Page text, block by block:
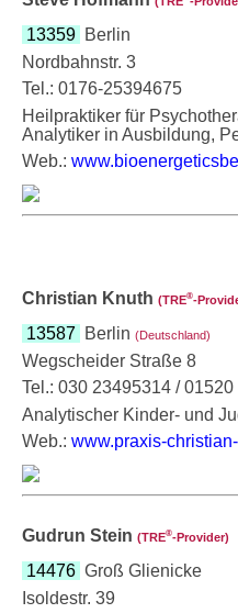
13359 Berlin
Nordbahnstr. 3
Tel.: 0176-25394675
Heilpraktiker für
Analytiker in Ausbildung,
Web.:
Christian Knuth (TRE®
13587 Berlin (Deutschland)
Wegscheider Straße 8
Tel.: 030 23495314 /
Analytischer Kinder- und
Web.: www.praxis-
Gudrun Stein (TRE®‑Provider)
14476 Groß Glienicke
Isoldestr. 39